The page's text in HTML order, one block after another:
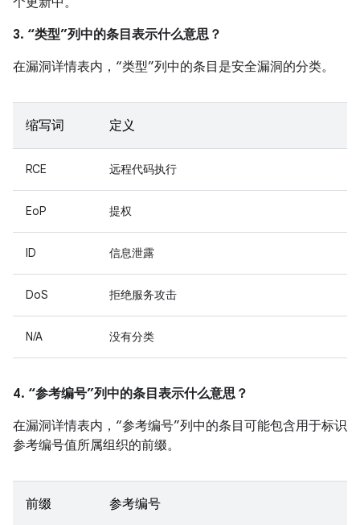
3. “类型”列中的条目表示什么意思？
在漏洞详情表内，“类型”列中的条目是安全漏洞的分类。
缩写词 定义
RCE 远程代码执行
EoP 提权
ID 信息泄露
DoS 拒绝服务攻击
N/A 没有分类
4. “参考编号”列中的条目表示什么意思？
在漏洞详情表内，“参考编号”列中的条目可能包含用于标识
参考编号值所属组织的前缀。
前缀 参考编号